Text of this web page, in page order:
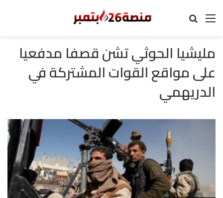
القائمة
مليشيا الحوثي تشن قصفا مدفعيا
على مواقع القوات المشتركة في
الدريهمي